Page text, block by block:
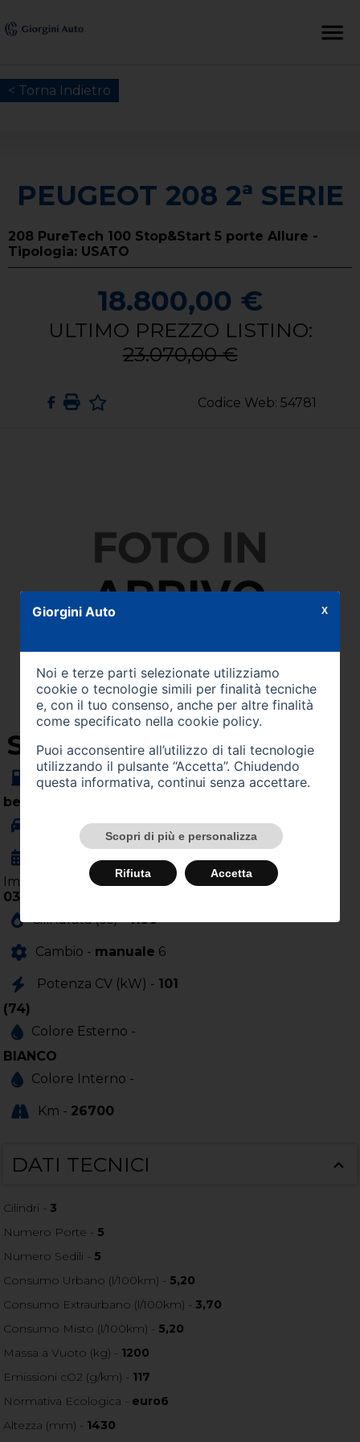
< Torna Indietro
Codice Web: 54781
PEUGEOT 208 2ª SERIE
208 PureTech 100 Stop&Start 5 porte Allure -
Tipologia: USATO
18.800,00 €
ULTIMO PREZZO LISTINO:
23.070,00 €
SU QUEST'AUTO
Alimentazione -
benzina
Carrozzeria -berlina
Immatricolazione -
03/2025
Cilindrata (cc) -1199
Cambio - manuale 6
Potenza CV (kW) - 101
(74)
Colore Esterno -
BIANCO
Colore Interno -
Km - 26700
DATI TECNICI
Cilindri - 3
Numero Porte - 5
Numero Sedili - 5
Consumo Urbano (l/100km) - 5,20
Consumo Extraurbano (l/100km) - 3,70
Consumo Misto (l/100km) - 5,20
Massa a Vuoto (kg) - 1200
Emissioni cO2 (g/km) - 117
Normativa Ecologica - euro6
Altezza (mm) - 1430
Giorgini Auto
Noi e terze parti selezionate utilizziamo
cookie o tecnologie simili per finalità tecniche
e, con il tuo consenso, anche per altre finalità
come specificato nella cookie policy.
Puoi acconsentire all’utilizzo di tali tecnologie
utilizzando il pulsante “Accetta”. Chiudendo
questa informativa, continui senza accettare.
Scopri di più e personalizza
Rifiuta Accetta
X